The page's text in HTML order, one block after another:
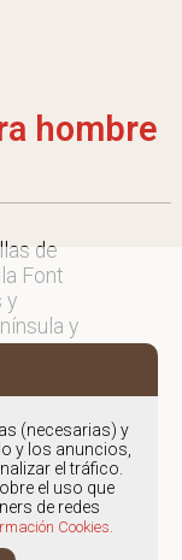
hombre
de
Font
y
y
en
el
del
(necesarias) y
y los anuncios,
el tráfico.
el uso que
de redes
Cookies.